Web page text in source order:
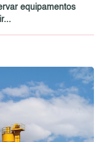
equipamentos